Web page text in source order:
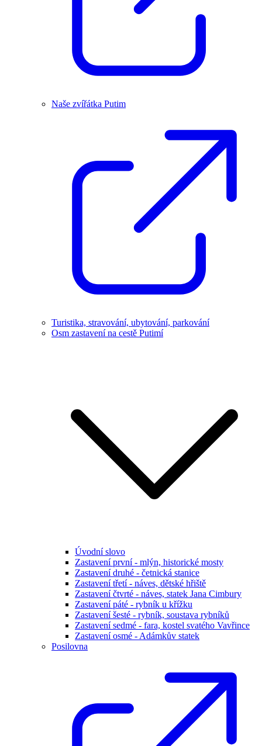
Naše zvířátka Putim
Turistika, stravování, ubytování, parkování
Osm zastavení na cestě Putimí
Úvodní slovo
Zastavení první - mlýn, historické mosty
Zastavení druhé - četnická stanice
Zastavení třetí - náves, dětské hřiště
Zastavení čtvrté - náves, statek Jana Cimbury
Zastavení páté - rybník u křížku
Zastavení šesté - rybník, soustava rybníků
Zastavení sedmé - fara, kostel svatého Vavřince
Zastavení osmé - Adámkův statek
Posilovna